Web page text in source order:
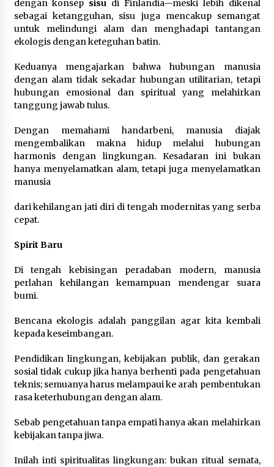
dengan konsep sisu di Finlandia—meski lebih dikenal
sebagai ketangguhan, sisu juga mencakup semangat
untuk melindungi alam dan menghadapi tantangan
ekologis dengan keteguhan batin.
Keduanya mengajarkan bahwa hubungan manusia
dengan alam tidak sekadar hubungan utilitarian, tetapi
hubungan emosional dan spiritual yang melahirkan
tanggung jawab tulus.
Dengan memahami handarbeni, manusia diajak
mengembalikan makna hidup melalui hubungan
harmonis dengan lingkungan. Kesadaran ini bukan
hanya menyelamatkan alam, tetapi juga menyelamatkan
manusia
dari kehilangan jati diri di tengah modernitas yang serba
cepat.
Spirit Baru
Di tengah kebisingan peradaban modern, manusia
perlahan kehilangan kemampuan mendengar suara
bumi.
Bencana ekologis adalah panggilan agar kita kembali
kepada keseimbangan.
Pendidikan lingkungan, kebijakan publik, dan gerakan
sosial tidak cukup jika hanya berhenti pada pengetahuan
teknis; semuanya harus melampaui ke arah pembentukan
rasa keterhubungan dengan alam.
Sebab pengetahuan tanpa empati hanya akan melahirkan
kebijakan tanpa jiwa.
Inilah inti spiritualitas lingkungan: bukan ritual semata,